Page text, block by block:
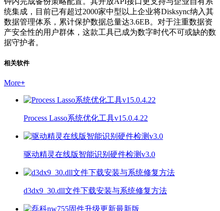
统集成，目前已有超过2000家中型以上企业将Disksync纳入其
数据管理体系，累计保护数据总量达3.6EB。对于注重数据资
产安全性的用户群体，这款工具已成为数字时代不可或缺的数
据守护者。
相关软件
More+
Process Lasso系统优化工具v15.0.4.22
驱动精灵在线版智能识别硬件检测v3.0
d3dx9_30.dll文件下载安装与系统修复方法